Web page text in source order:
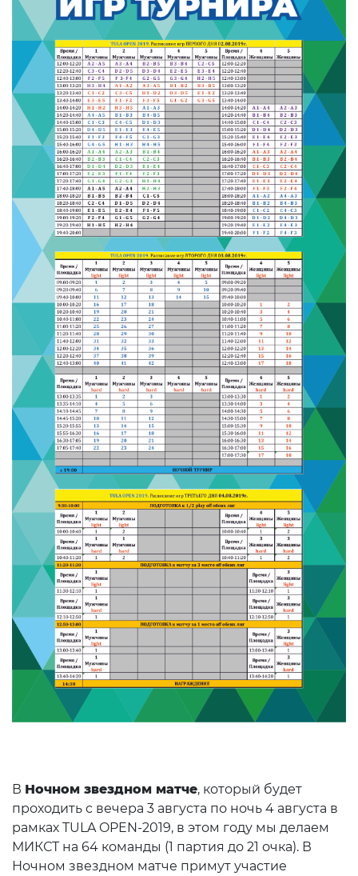
В Ночном звездном матче, который будет
проходить с вечера 3 августа по ночь 4 августа в
рамках TULA OPEN-2019, в этом году мы делаем
МИКСТ на 64 команды (1 партия до 21 очка). В
Ночном звездном матче примут участие